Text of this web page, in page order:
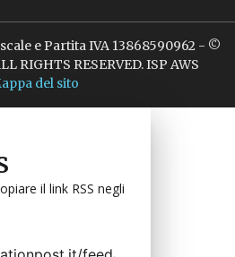
e Partita IVA 13868590962 - ©
RIGHTS RESERVED. ISP AWS
del sito
il link RSS negli